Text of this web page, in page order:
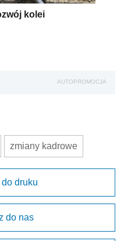
kolei
AUTOPROMOCJA
zmiany kadrowe
druku
do nas